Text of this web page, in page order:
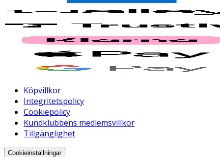
Köpvillkor
Integritetspolicy
Cookiepolicy
Kundklubbens medlemsvillkor
Tillgänglighet
Cookieinställningar